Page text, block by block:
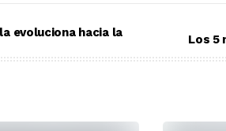
evoluciona hacia la
Los 5